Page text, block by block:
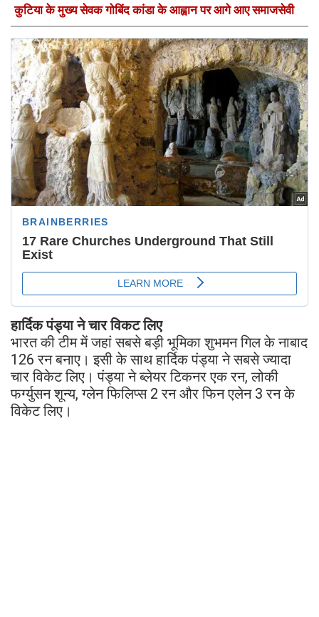
कुटिया के मुख्य सेवक गोबिंद कांडा के आह्वान पर आगे आए समाजसेवी
हार्दिक पंड्या ने चार विकट लिए
भारत की टीम में जहां सबसे बड़ी भूमिका शुभमन गिल के नाबाद
126 रन बनाए। इसी के साथ हार्दिक पंड्या ने सबसे ज्यादा
चार विकेट लिए। पंड्या ने ब्लेयर टिकनर एक रन, लोकी
फर्ग्युसन शून्य, ग्लेन फिलिप्स 2 रन और फिन एलेन 3 रन के
विकेट लिए।